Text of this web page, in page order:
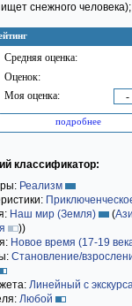
Средняя оценка:
Оценок:
Моя оценка: -
подробнее
снежного человека)
классификатор:
Реализм
Наш мир (Земля) (
))
Новое время (17-19
Становление/
Линейный с
Любой